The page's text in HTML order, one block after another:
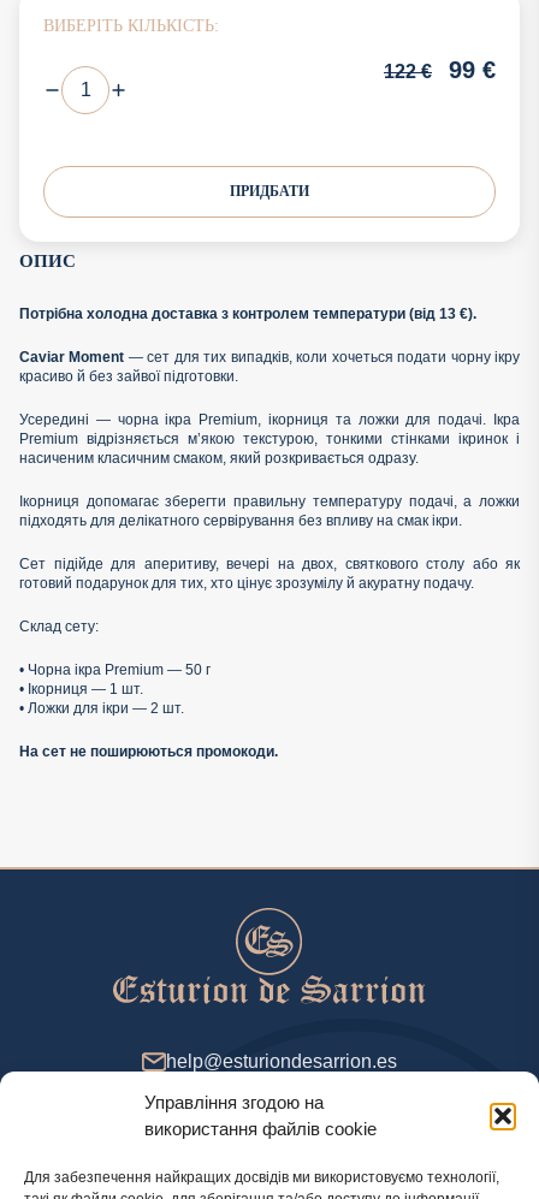
Управління згодою на
використання файлів cookie
Для забезпечення найкращих досвідів ми використовуємо технології,
ВИБЕРІТЬ КІЛЬКІСТЬ:
122€ 99 €
ПРИДБАТИ
ОПИС
Потрібна холодна доставка з контролем температури (від 13 €).
Caviar Moment — сет для тих випадків, коли хочеться подати чорну ікру
красиво й без зайвої підготовки.
Усередині — чорна ікра Premium, ікорниця та ложки для подачі. Ікра
Premium відрізняється м’якою текстурою, тонкими стінками ікринок і
насиченим класичним смаком, який розкривається одразу.
Ікорниця допомагає зберегти правильну температуру подачі, а ложки
підходять для делікатного сервірування без впливу на смак ікри.
Сет підійде для аперитиву, вечері на двох, святкового столу або як
готовий подарунок для тих, хто цінує зрозумілу й акуратну подачу.
Склад сету:
• Чорна ікра Premium — 50 г
• Ікорниця — 1 шт.
• Ложки для ікри — 2 шт.
На сет не поширюються промокоди.
help@esturiondesarrion.es
з 9 до 18 (GMT+2) у будні